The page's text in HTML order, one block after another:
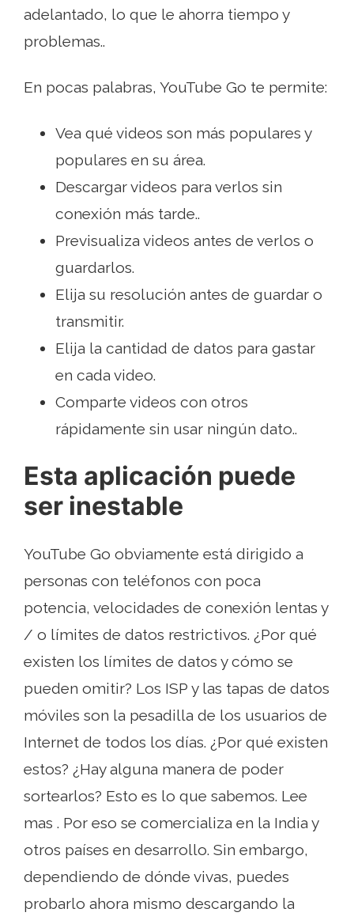
adelantado, lo que le ahorra tiempo y
problemas..
En pocas palabras, YouTube Go te permite:
Vea qué videos son más populares y
populares en su área.
Descargar videos para verlos sin
conexión más tarde..
Previsualiza videos antes de verlos o
guardarlos.
Elija su resolución antes de guardar o
transmitir.
Elija la cantidad de datos para gastar
en cada video.
Comparte videos con otros
rápidamente sin usar ningún dato..
Esta aplicación puede
ser inestable
YouTube Go obviamente está dirigido a
personas con teléfonos con poca
potencia, velocidades de conexión lentas y
/ o límites de datos restrictivos. ¿Por qué
existen los límites de datos y cómo se
pueden omitir? Los ISP y las tapas de datos
móviles son la pesadilla de los usuarios de
Internet de todos los días. ¿Por qué existen
estos? ¿Hay alguna manera de poder
sortearlos? Esto es lo que sabemos. Lee
mas . Por eso se comercializa en la India y
otros países en desarrollo. Sin embargo,
dependiendo de dónde vivas, puedes
probarlo ahora mismo descargando la